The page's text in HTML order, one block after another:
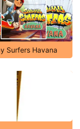
Surfers Havana